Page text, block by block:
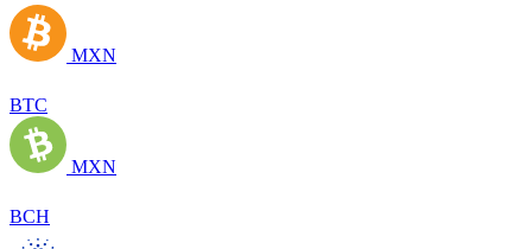
MXN
BTC
MXN
BCH